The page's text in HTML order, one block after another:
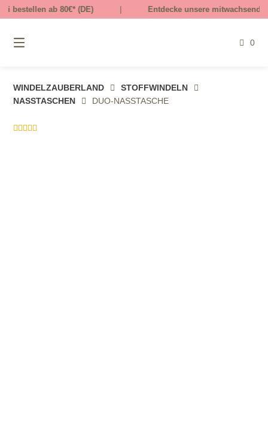
Springe
zum
80€* (DE) | Entdecke unsere mitwachsende
0
WINDELZAUBERLAND
STOFFWINDELN
NASSTASCHEN
DUO-NASSTASCHE